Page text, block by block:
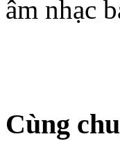
âm nhạc
Cùng